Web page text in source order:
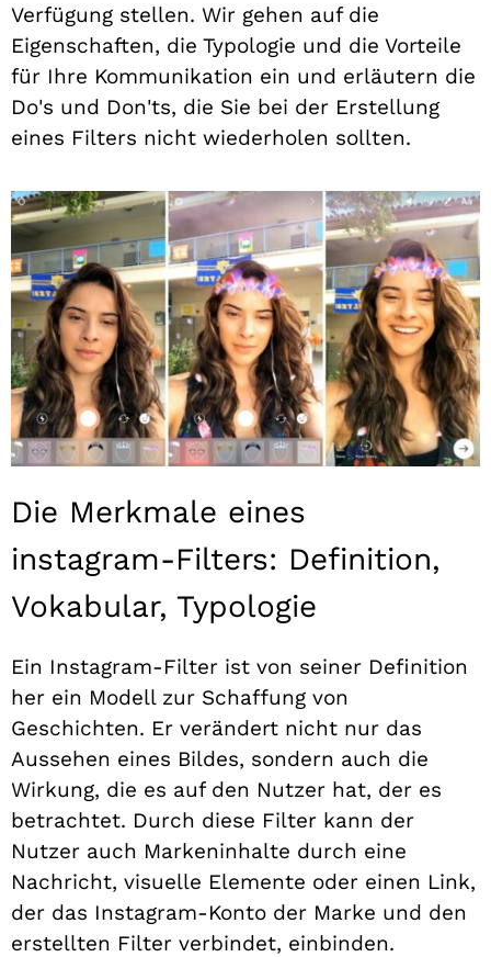
Verfügung stellen. Wir gehen auf die
Eigenschaften, die Typologie und die Vorteile
für Ihre Kommunikation ein und erläutern die
Do's und Don'ts, die Sie bei der Erstellung
eines Filters nicht wiederholen sollten.
Die Merkmale eines
instagram-Filters: Definition,
Vokabular, Typologie
Ein Instagram-Filter ist von seiner Definition
her ein Modell zur Schaffung von
Geschichten. Er verändert nicht nur das
Aussehen eines Bildes, sondern auch die
Wirkung, die es auf den Nutzer hat, der es
betrachtet. Durch diese Filter kann der
Nutzer auch Markeninhalte durch eine
Nachricht, visuelle Elemente oder einen Link,
der das Instagram-Konto der Marke und den
erstellten Filter verbindet, einbinden.